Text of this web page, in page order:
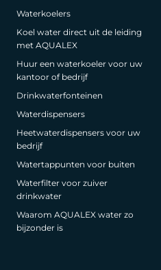
Waterkoelers
Koel water direct uit de leiding
met AQUALEX
Huur een waterkoeler voor uw
kantoor of bedrijf
Drinkwaterfonteinen
Waterdispensers
Heetwaterdispensers voor uw
bedrijf
Watertappunten voor buiten
Waterfilter voor zuiver
drinkwater
Waarom AQUALEX water zo
bijzonder is